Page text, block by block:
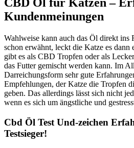
Kundenmeinungen
Wahlweise kann auch das Öl direkt ins
schon erwähnt, leckt die Katze es
gibt es als CBD Tropfen oder als
das Futter gemischt werden kann. Im
Darreichungsform sehr gute
Empfehlungen, der Katze die Tropfen
geben. Das allerdings lässt sich nicht
wenn es sich um ängstliche und
Cbd Öl Test Und-zeichen
Testsieger!